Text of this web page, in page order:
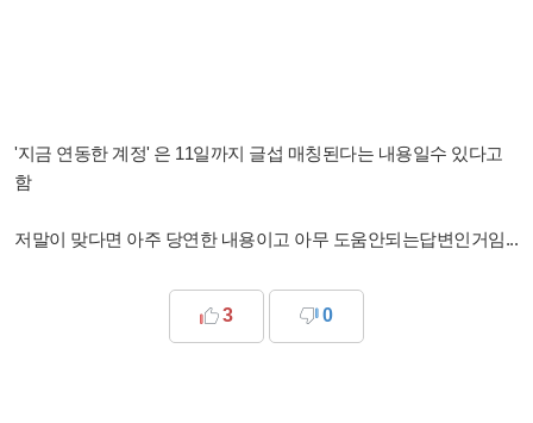
'지금 연동한 계정' 은 11일까지 글섭 매칭된다는 내용일수 있다고
함
저말이 맞다면 아주 당연한 내용이고 아무 도움안되는답변인거임...
3 0